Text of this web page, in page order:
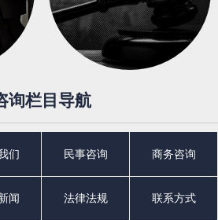
询栏目导航
们 民事咨询 商务咨询
闻 法律法规 联系方式